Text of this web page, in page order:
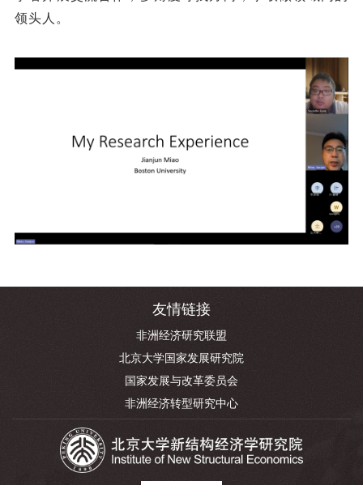
领头人。
友情链接
非洲经济研究联盟
北京大学国家发展研究院
国家发展与改革委员会
非洲经济转型研究中心